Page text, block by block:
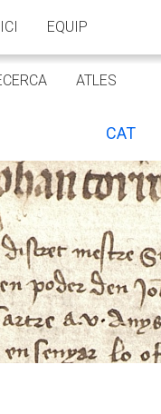
EQUIP
ATLES
CAT